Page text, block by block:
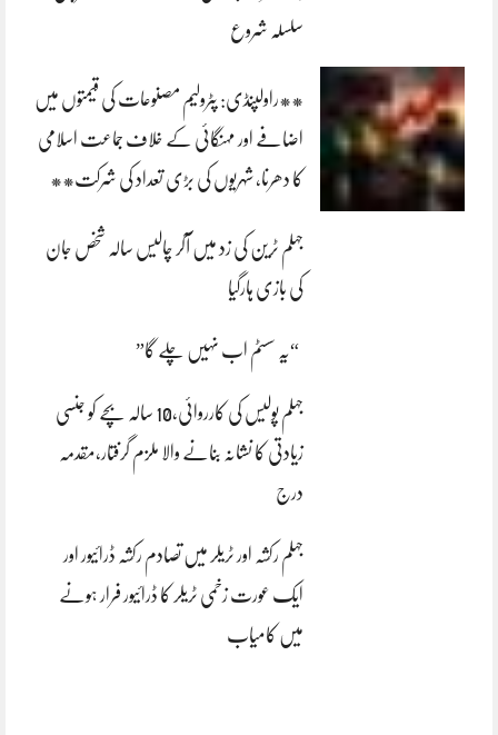
سلسلہ شروع
**راولپنڈی: پٹرولیم مصنوعات کی قیمتوں میں
اضافے اور مہنگائی کے خلاف جماعت اسلامی
کا دھرنا، شہریوں کی بڑی تعداد کی شرکت**
جہلم ٹرین کی زد میں آکر چالیس سالہ شخص جان
کی بازی ہارگیا
“یہ سسٹم اب نہیں چلے گا”
جہلم پولیس کی کارروائی،10 سالہ بچے کو جنسی
زیادتی کا نشانہ بنانے والا ملزم گرفتار،مقدمہ
درج
جہلم رکشہ اور ٹریلر میں تصادم رکشہ ڈرائیور اور
ایک عورت زخمی ٹریلر کا ڈرائیور فرار ہونے
میں کامیاب